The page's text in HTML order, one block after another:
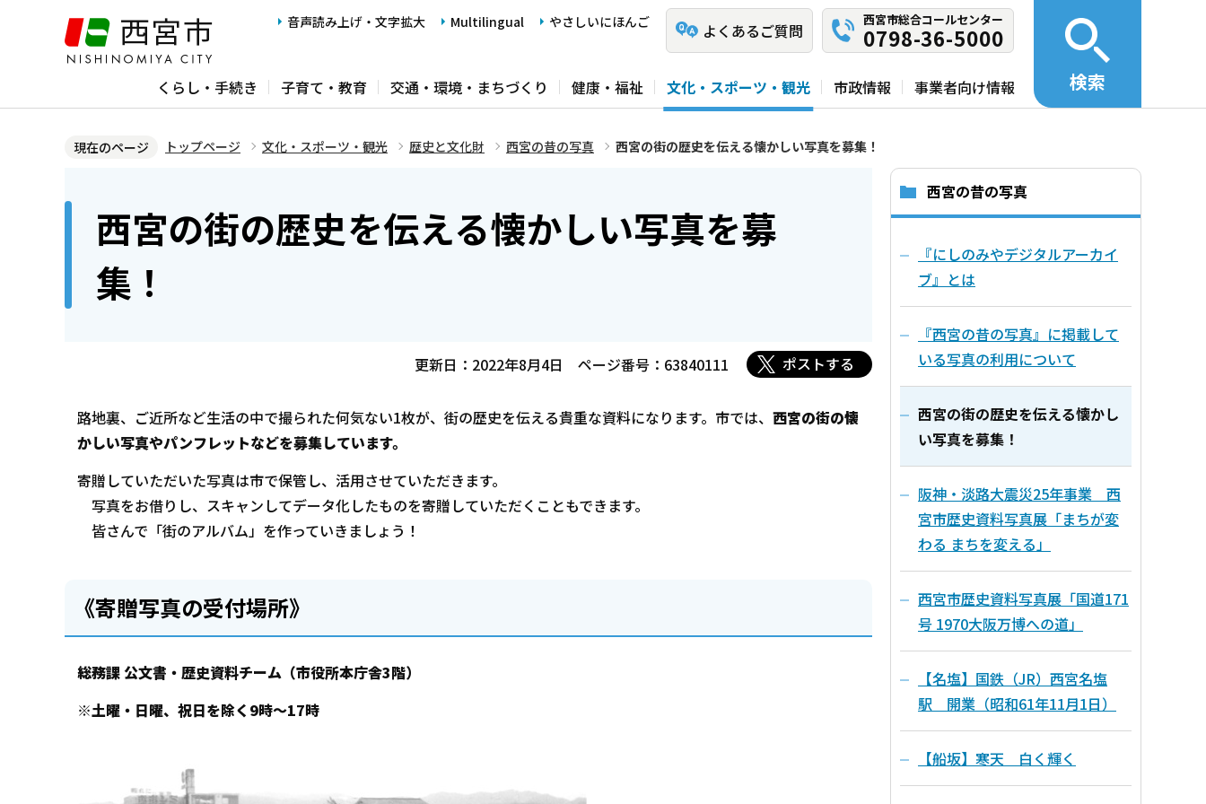
ジ
音声読み上げ・文字拡大 Multilingual やさしいにほんご よくあるご質問
西宮市総合コールセンター
0798-36-5000
くらし・手続き 子育て・教育 交通・環境・まちづくり 健康・福祉 文化・スポーツ・観光 市政情報 事業者向け情報 検索
現在のページ トップページ 文化・スポーツ・観光 歴史と文化財 西宮の昔の写真 西宮の街の歴史を伝える懐かしい写真を募集！
西宮の街の歴史を伝える懐かしい写真を募
集！
更新日：2022年8月4日 ページ番号：63840111 ポストする
路地裏、ご近所など生活の中で撮られた何気ない1枚が、街の歴史を伝える貴重な資料になります。市では、 西宮の街の懐
かしい写真やパンフレットなどを募集しています。
寄贈していただいた写真は市で保管し、活用させていただきます。
写真をお借りし、スキャンしてデータ化したものを寄贈していただくこともできます。
皆さんで「街のアルバム」を作っていきましょう！
《寄贈写真の受付場所》
総務課 公文書・歴史資料チーム（市役所本庁舎3階）
※土曜・日曜、祝日を除く9時～17時
西宮の昔の写真
『にしのみやデジタルアーカイ
ブ』とは
『西宮の昔の写真』に掲載して
いる写真の利用について
西宮の街の歴史を伝える懐かし
い写真を募集！
阪神・淡路大震災25年事業 西
宮市歴史資料写真展「まちが変
わる まちを変える」
西宮市歴史資料写真展「国道171
号 1970大阪万博への道」
【名塩】国鉄（JR）西宮名塩
駅 開業（昭和61年11月1日）
【船坂】寒天 白く輝く